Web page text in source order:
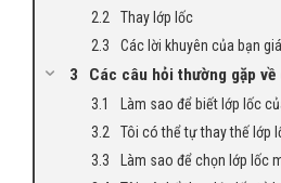
Thay lớp lốc
Các lời khuyên của bạn
Các câu hỏi thường gặp
Làm sao để biết lớp lốc
Tôi có thể tự thay thế lớp
Làm sao để chọn lớp lốc